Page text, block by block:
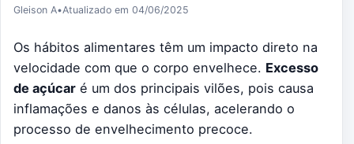
Gleison A•Atualizado em 04/06/2025
Os hábitos alimentares têm um impacto direto na
velocidade com que o corpo envelhece. Excesso
de açúcar é um dos principais vilões, pois causa
inflamações e danos às células, acelerando o
processo de envelhecimento precoce.